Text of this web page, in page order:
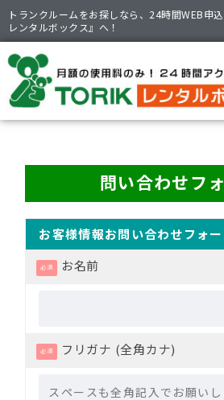
トランクルームをお探しなら、24時間WEB申
レンタルボックス』へ！
問い合わせフ
お客様情報お問い合わせフォ
必須 お名前
必須 フリガナ (全角カナ)